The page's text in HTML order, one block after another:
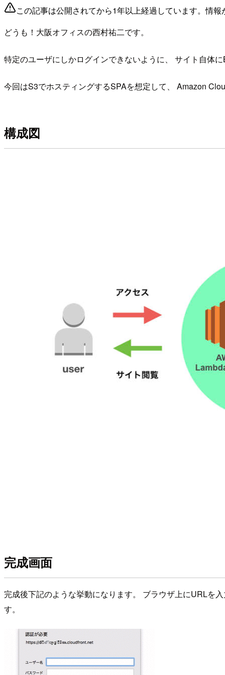
この記事は公開されてから1年以上経過しています。情
どうも！大阪オフィスの西村祐二です。
特定のユーザにしかログインできないように、 サイト自体
今回はS3でホスティングするSPAを想定して、 Amazon
構成図
完成画面
完成後下記のような挙動になります。 ブラウザ上にURLを
す。